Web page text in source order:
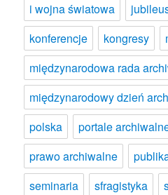
i wojna światowa
konferencje
kongresy
międzynarodowa rada
międzynarodowy dzień
polska
portale
prawo archiwalne
seminaria
sfragistyka